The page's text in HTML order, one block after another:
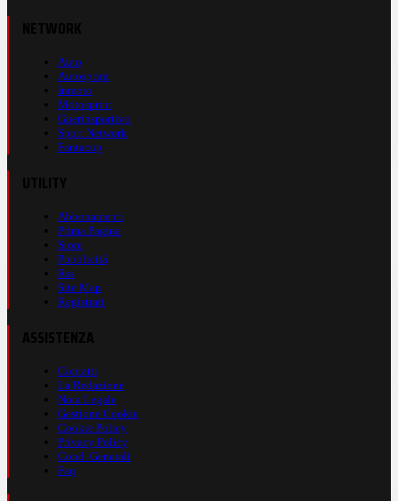
Auto
Autosprint
Inmoto
Motosprint
Guerinsportivo
Sport Network
Fantacup
Abbonamenti
Prima Pagina
Store
Pubblicità
Rss
Site Map
Registrati
Contatti
La Redazione
Nota Legale
Gestione Cookie
Cookie Policy
Privacy Policy
Cond. Generali
Faq